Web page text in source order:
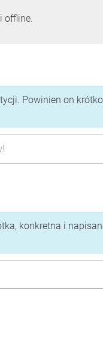
offline.
Powinien on
konkretna i